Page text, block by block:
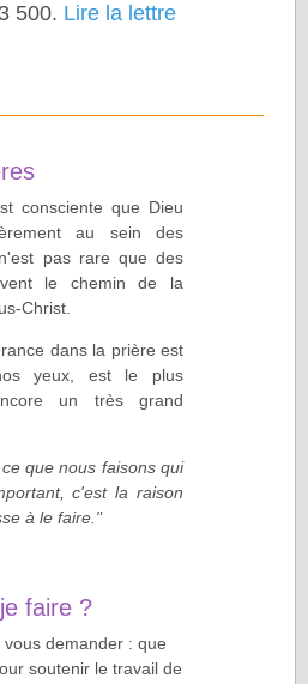
500. Lire la lettre
consciente que Dieu
au sein des
pas rare que des
le chemin de la
Christ.
dans la prière est
yeux, est le plus
un très grand
que nous faisons qui
c'est la raison
à le faire."
faire ?
vous demander : que
soutenir le travail de